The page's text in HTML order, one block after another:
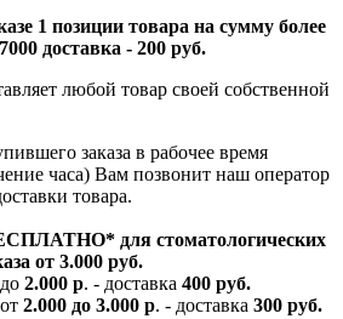
1 позиции товара на сумму более
доставка - 200 руб.
любой товар своей собственной
заказа в рабочее время
часа) Вам позвонит наш оператор
товара.
для стоматологических
от 3.000 руб.
2.000 р. - доставка 400 руб.
2.000 до 3.000 р. - доставка 300 руб.